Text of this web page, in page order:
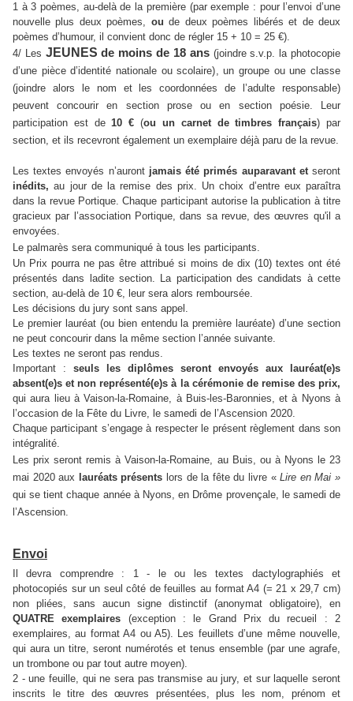
1 à 3 poèmes, au-delà de la première (par exemple : pour l’envoi d’une
nouvelle plus deux poèmes, ou de deux poèmes libérés et de deux
poèmes d’humour, il convient donc de régler 15 + 10 = 25 €).
4/ Les JEUNES de moins de 18 ans(joindre s.v.p. la photocopie
d’une pièce d’identité nationale ou scolaire), un groupe ou une classe
(joindre alors le nom et les coordonnées de l’adulte responsable)
peuvent concourir en section prose ou en section poésie. Leur
participation est de10 € (ou un carnet de timbres français) par
section, et ils recevront également un exemplaire déjà paru de la revue.
Les textes envoyés n’auront jamais été primés auparavant etseront
inédits,au jour de la remise des prix. Un choix d’entre eux paraîtra
dans la revue Portique. Chaque participant autorise la publication à titre
gracieux par l’association Portique, dans sa revue, des œuvres qu'il a
envoyées.
Le palmarès sera communiqué à tous les participants.
Un Prix pourra ne pas être attribué si moins de dix (10) textes ont été
présentés dans ladite section. La participation des candidats à cette
section, au-delà de 10 €, leur sera alors remboursée.
Les décisions du jury sont sans appel.
Le premier lauréat (ou bien entendu la première lauréate) d’une section
ne peut concourir dans la même section l’année suivante.
Les textes ne seront pas rendus.
Important : seuls les diplômes seront envoyés aux lauréat(e)s
absent(e)s et non représenté(e)s à la cérémonie de remise des prix,
qui aura lieu à Vaison-la-Romaine, à Buis-les-Baronnies, et à Nyons à
l’occasion de la Fête du Livre, le samedi de l’Ascension 2020.
Chaque participant s’engage à respecter le présent règlement dans son
intégralité.
Les prix seront remis à Vaison-la-Romaine, au Buis, ou à Nyons le 23
mai 2020 aux
lauréats présents lors de la fête du livre «Lire en Mai »
qui se tient chaque année à Nyons, en Drôme provençale, le samedi de
l’Ascension.
Envoi
Il devra comprendre : 1 - le ou les textes dactylographiés et
photocopiés sur un seul côté de feuilles au format A4 (= 21 x29,7 cm)
non pliées, sans aucun signe distinctif (anonymat obligatoire), en
QUATRE
exemplaires (exception : le Grand Prix du recueil : 2
exemplaires, au format A4 ou A5). Les feuillets d’une même nouvelle,
qui aura un titre, seront numérotés et tenus ensemble (par une agrafe,
un trombone ou par tout autre moyen).
2 - une feuille, qui ne sera pas transmise au jury, et sur laquelle seront
inscrits le titre des œuvres présentées, plus les nom, prénom et